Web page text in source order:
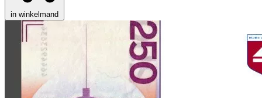
in winkelmand